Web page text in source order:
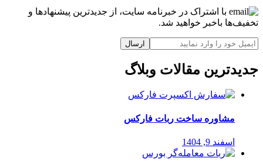
با اشتراک در خبرنامه سایت، از جدیدترین پیشنهادها و
تخفیف‌ها باخبر خواهید شد.
ارسال
جدیدترین مقالات وبلاگ
مشاوره ساخت ربات فارکس
اسفند 9, 1404